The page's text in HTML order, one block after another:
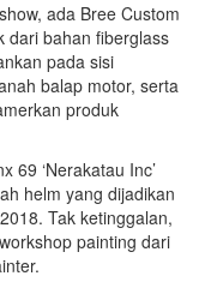
ada Bree Custom
dari bahan fiberglass
pada sisi
balap motor, serta
produk
69 ‘Nerakatau Inc’
helm yang dijadikan
Tak ketinggalan,
painting dari